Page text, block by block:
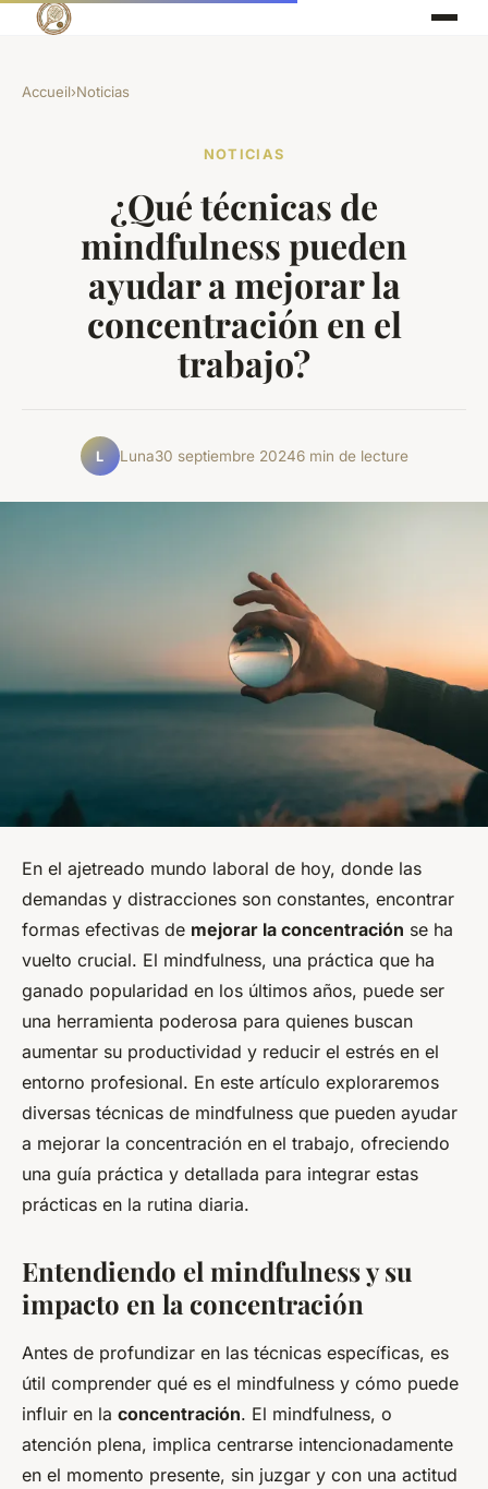
Accueil›Noticias
NOTICIAS
¿Qué técnicas de
mindfulness pueden
ayudar a mejorar la
concentración en el
trabajo?
L Luna30 septiembre 20246 min de lecture
En el ajetreado mundo laboral de hoy, donde las
demandas y distracciones son constantes, encontrar
formas efectivas de mejorar la concentración se ha
vuelto crucial. El mindfulness, una práctica que ha
ganado popularidad en los últimos años, puede ser
una herramienta poderosa para quienes buscan
aumentar su productividad y reducir el estrés en el
entorno profesional. En este artículo exploraremos
diversas técnicas de mindfulness que pueden ayudar
a mejorar la concentración en el trabajo, ofreciendo
una guía práctica y detallada para integrar estas
prácticas en la rutina diaria.
Entendiendo el mindfulness y su
impacto en la concentración
Antes de profundizar en las técnicas específicas, es
útil comprender qué es el mindfulness y cómo puede
influir en la concentración. El mindfulness, o
atención plena, implica centrarse intencionadamente
en el momento presente, sin juzgar y con una actitud